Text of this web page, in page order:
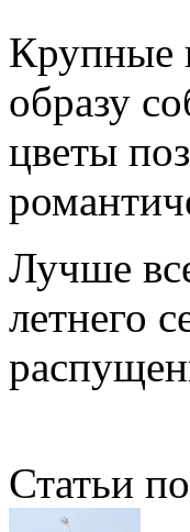
Крупные
образу
цветы
Лучше
летнего
Статьи